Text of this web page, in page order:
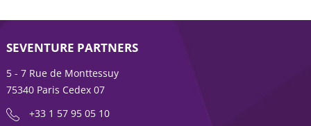
SEVENTURE PARTNERS
5 - 7 Rue de Monttessuy
75340 Paris Cedex 07
+33 1 57 95 05 10